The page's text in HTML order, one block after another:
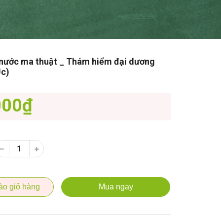
ma thuật _ Thám hiểm đại dương
giỏ hàng Mua ngay